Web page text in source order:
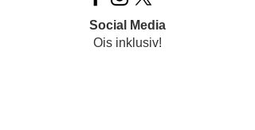
Social Media
Ois inklusiv!